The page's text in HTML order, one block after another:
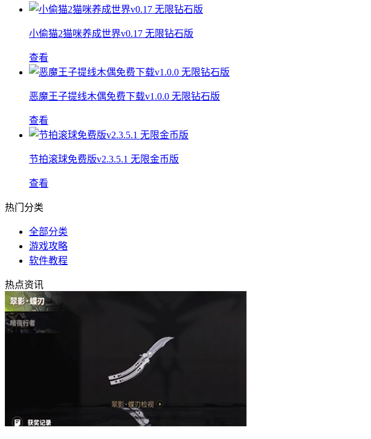
小偷猫2猫咪养成世界v0.17 无限钻石版
查看
恶魔王子提线木偶免费下载v1.0.0 无限钻石版
查看
节拍滚球免费版v2.3.5.1 无限金币版
查看
热门分类
全部分类
游戏攻略
软件教程
热点资讯